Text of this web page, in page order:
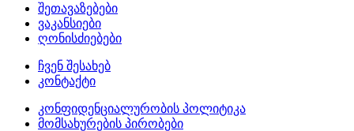
შეთავაზებები
ვაკანსიები
ღონისძიებები
ჩვენ შესახებ
კონტაქტი
კონფიდენციალურობის პოლიტიკა
მომსახურების პირობები